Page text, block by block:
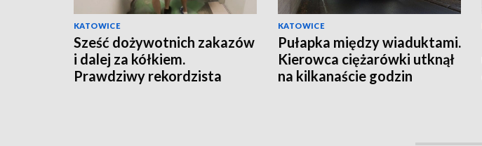
KATOWICE
Sześć dożywotnich zakazów
i dalej za kółkiem.
Prawdziwy rekordzista
KATOWICE
Pułapka między wiaduktami.
Kierowca ciężarówki utknął
na kilkanaście godzin